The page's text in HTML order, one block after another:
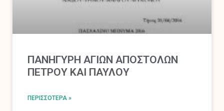
ΠΑΝΗΓΥΡΗ ΑΓΙΩΝ ΑΠΟΣΤΟΛΩΝ
ΠΕΤΡΟΥ ΚΑΙ ΠΑΥΛΟΥ
ΠΕΡΙΣΣΌΤΕΡΑ »